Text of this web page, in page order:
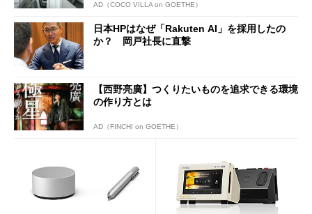
AD（COCO VILLA on GOETHE）
日本HPはなぜ「Rakuten AI」を採用したの
か？ 岡戸社長に直撃
【西野亮廣】つくりたいものを追求できる環境
の作り方とは
AD（FINCHI on GOETHE）